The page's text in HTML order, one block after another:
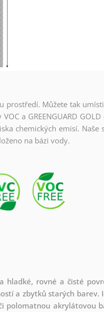
prostředí. Můžete tak
a GREENGUARD
chemických emisí.
na bázi vody.
hladké, rovné a čisté
a zbytků starých
polomatnou akrylátovou